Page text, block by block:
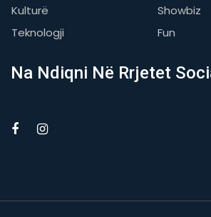
Kulturë
Showbiz
Teknologji
Fun
Na Ndiqni Në Rrjetet